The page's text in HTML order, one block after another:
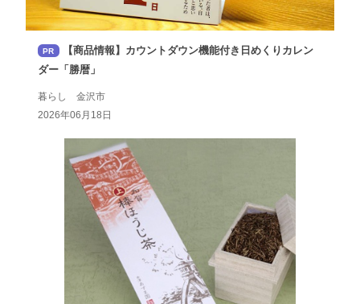
PR
【商品情報】カウントダウン機能付き日めくりカレン
ダー「勝暦」
暮らし 金沢市
2026年06月18日